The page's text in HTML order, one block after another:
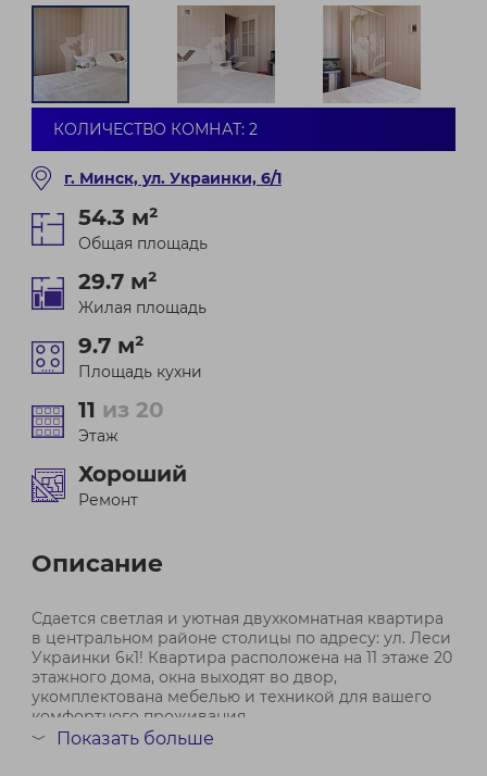
КОЛИЧЕСТВО КОМНАТ: 2
г. Минск, ул. Украинки, 6/1
54.3 м²
Общая площадь
29.7 м²
Жилая площадь
9.7 м²
Площадь кухни
11 из 20
Этаж
Хороший
Ремонт
Описание
Сдается светлая и уютная двухкомнатная квартира
в центральном районе столицы по адресу: ул. Леси
Украинки 6к1! Квартира расположена на 11 этаже 20
этажного дома, окна выходят во двор,
укомплектована мебелью и техникой для вашего
комфортного проживания.
﹀ Показать больше